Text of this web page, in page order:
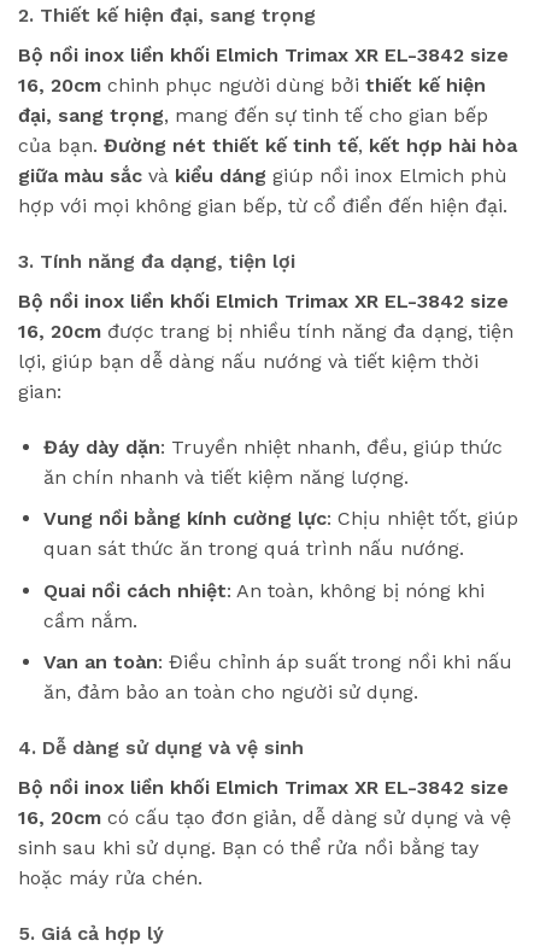
2. Thiết kế hiện đại, sang trọng
Bộ nồi inox liền khối Elmich Trimax XR EL-3842 size
16, 20cm chinh phục người dùng bởi thiết kế hiện
đại, sang trọng, mang đến sự tinh tế cho gian bếp
của bạn. Đường nét thiết kế tinh tế, kết hợp hài hòa
giữa màu sắc và kiểu dáng giúp nồi inox Elmich phù
hợp với mọi không gian bếp, từ cổ điển đến hiện đại.
3. Tính năng đa dạng, tiện lợi
Bộ nồi inox liền khối Elmich Trimax XR EL-3842 size
16, 20cm được trang bị nhiều tính năng đa dạng, tiện
lợi, giúp bạn dễ dàng nấu nướng và tiết kiệm thời
gian:
Đáy dày dặn: Truyền nhiệt nhanh, đều, giúp thức
ăn chín nhanh và tiết kiệm năng lượng.
Vung nồi bằng kính cường lực: Chịu nhiệt tốt, giúp
quan sát thức ăn trong quá trình nấu nướng.
Quai nồi cách nhiệt: An toàn, không bị nóng khi
cầm nắm.
Van an toàn: Điều chỉnh áp suất trong nồi khi nấu
ăn, đảm bảo an toàn cho người sử dụng.
4. Dễ dàng sử dụng và vệ sinh
Bộ nồi inox liền khối Elmich Trimax XR EL-3842 size
16, 20cm có cấu tạo đơn giản, dễ dàng sử dụng và vệ
sinh sau khi sử dụng. Bạn có thể rửa nồi bằng tay
hoặc máy rửa chén.
5. Giá cả hợp lý